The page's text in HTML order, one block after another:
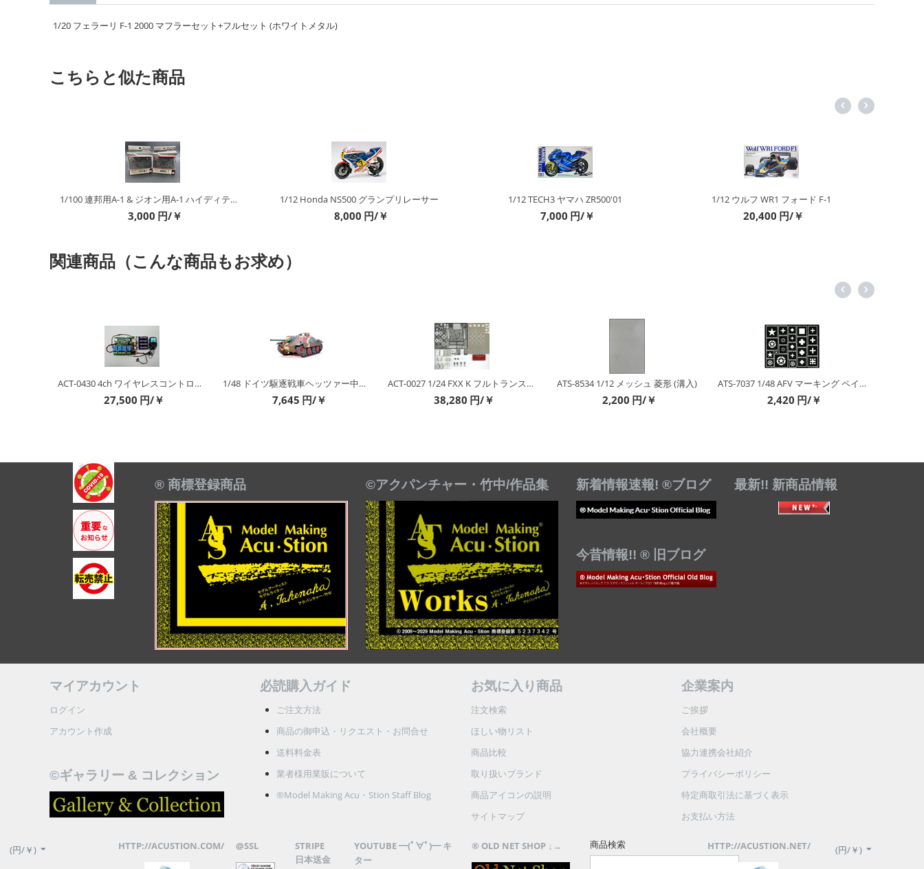
1/20 フェラーリ F-1 2000 マフラーセット+フルセット (ホワイトメタル)
こちらと似た商品
1/100 連邦用A-1 & ジオン用A-1 ハイディティールマニピュレーター 1 エクストラ ガレージキットパーツ
3,000 円/￥
1/12 Honda NS500 グランプリレーサー
8,000 円/￥
1/12 TECH3 ヤマハ ZR500'01
7,000 円/￥
1/12 ウルフ WR1 フォード F-1
20,400 円/￥
関連商品（こんな商品もお求め）
ACT-0430 4ch ワイヤレスコントローラー/制御装置 (WiFi+電波) (キット&完成品）
27,500 円/￥
1/48 ドイツ駆逐戦車ヘッツァー中期生産型 セット
7,645 円/￥
ACT-0027 1/24 FXX K フルトランスセット
38,280 円/￥
ATS-8534 1/12 メッシュ 菱形 (溝入)
2,200 円/￥
ATS-7037 1/48 AFV マーキング ペイント テンプレート セット
2,420 円/￥
® 商標登録商品 ©アクパンチャー・竹中/作品集 新着情報速報! ®ブログ
今昔情報!! ® 旧ブログ
最新!! 新商品情報
マイアカウント
ログイン
アカウント作成
©ギャラリー & コレクション
必読購入ガイド
ご注文方法
商品の御申込・リクエスト・お問合せ
送料料金表
業者様用業販について
®Model Making Acu・Stion Staff Blog
お気に入り商品
注文検索
ほしい物リスト
商品比較
取り扱いブランド
商品アイコンの説明
サイトマップ
企業案内
ご挨拶
会社概要
協力連携会社紹介
プライバシーポリシー
特定商取引法に基づく表示
お支払い方法
(円/￥) HTTP://ACUSTION.COM/ @SSL
STRIPE
日本送金
YOUTUBE ━(ﾟ∀ﾟ)━ キ
ター
® OLD NET SHOP ↓→ 商品検索 HTTP://ACUSTION.NET/ (円/￥)